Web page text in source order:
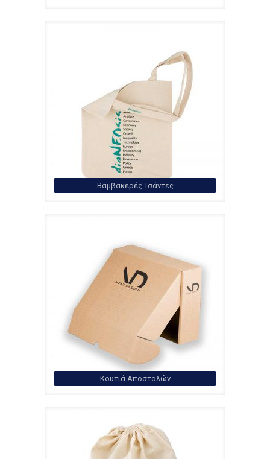
Βαμβακερές Τσάντες
Κουτιά Αποστολών